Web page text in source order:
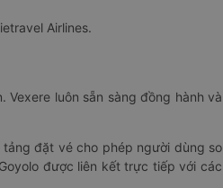
Airlines.
luôn sẵn sàng đồng hành và
đặt vé cho phép người dùng so
được liên kết trực tiếp với các